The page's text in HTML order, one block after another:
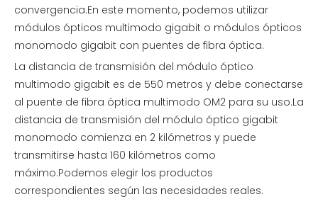
convergencia.En este momento, podemos utilizar
módulos ópticos multimodo gigabit o módulos ópticos
monomodo gigabit con puentes de fibra óptica.
La distancia de transmisión del módulo óptico
multimodo gigabit es de 550 metros y debe conectarse
al puente de fibra óptica multimodo OM2 para su uso.La
distancia de transmisión del módulo óptico gigabit
monomodo comienza en 2 kilómetros y puede
transmitirse hasta 160 kilómetros como
máximo.Podemos elegir los productos
correspondientes según las necesidades reales.